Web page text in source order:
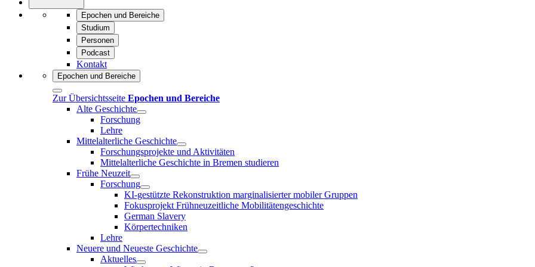
Epochen und Bereiche
Studium
Personen
Podcast
Kontakt
Epochen und Bereiche
Zur Übersichtsseite Epochen und Bereiche
Alte Geschichte
Forschung
Lehre
Mittelalterliche Geschichte
Forschungsprojekte und Aktivitäten
Mittelalterliche Geschichte in Bremen studieren
Frühe Neuzeit
Forschung
KI-gestützte Rekonstruktion marginalisierter mobiler Gruppen
Fokusprojekt Frühneuzeitliche Mobilitätengeschichte
German Slavery
Körpertechniken
Lehre
Neuere und Neueste Geschichte
Aktuelles